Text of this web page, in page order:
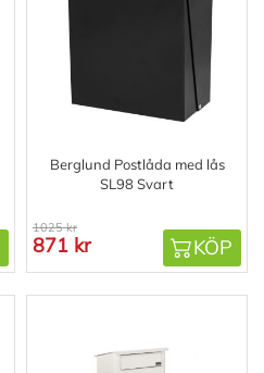
Berglund Postlåda med lås
SL98 Svart
1025 kr
871 kr KÖP